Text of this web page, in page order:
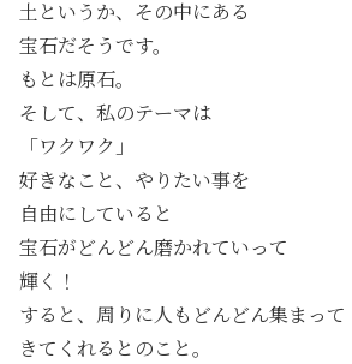
土というか、その中にある
宝石だそうです。
もとは原石。
そして、私のテーマは
「ワクワク」
好きなこと、やりたい事を
自由にしていると
宝石がどんどん磨かれていって
輝く！
すると、周りに人もどんどん集まって
きてくれるとのこと。